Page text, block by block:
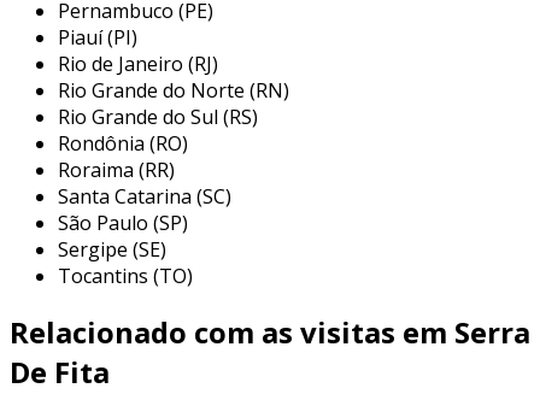
para metais, destacam-se:
precisão: proporciona cortes com alta
precisão, permitindo acabamentos mais
refinados.
eficiência: É capaz de cortar vários tipos
de metais, economizando tempo em
comparação com métodos manuais.
versatilidade: pode ser ajustada para
como aço, alumínio e ligas.
menor resíduo
Pernambuco (PE)
Piauí (PI)
Rio de Janeiro (RJ)
Rio Grande do Norte (RN)
Rio Grande do Sul (RS)
Rondônia (RO)
Roraima (RR)
Santa Catarina (SC)
São Paulo (SP)
Sergipe (SE)
Tocantins (TO)
Relacionado com as visitas em Serra
De Fita